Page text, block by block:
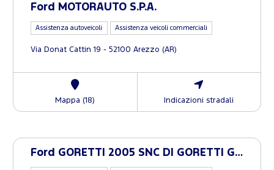
Ford MOTORAUTO S.P.A.
Assistenza autoveicoli Assistenza veicoli commerciali
Via Donat Cattin 19 - 52100 Arezzo (AR)
Mappa (18) Indicazioni stradali
Ford GORETTI 2005 SNC DI GORETTI G. E G.